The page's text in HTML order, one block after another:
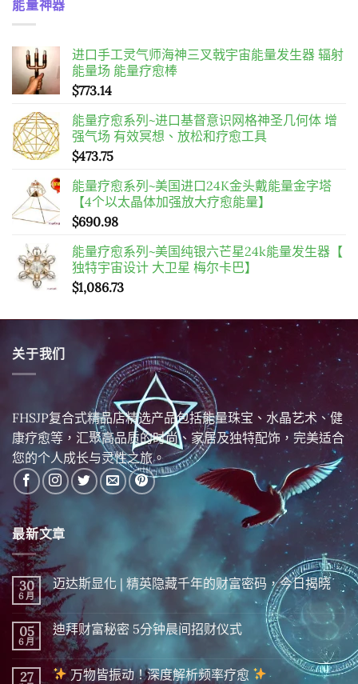
能量神器
进口手工灵气师海神三叉戟宇宙能量发生器 辐射
能量场 能量疗愈棒
$773.14
能量疗愈系列~进口基督意识网格神圣几何体 增
强气场 有效冥想、放松和疗愈工具
$473.75
能量疗愈系列~美国进口24K金头戴能量金字塔
【4个以太晶体加强放大疗愈能量】
$690.98
能量疗愈系列~美国纯银六芒星24k能量发生器【
独特宇宙设计 大卫星 梅尔卡巴】
$1,086.73
关于我们
FHSJP复合式精品店精选产品包括能量珠宝、水晶艺术、健
康疗愈等，汇聚高品质的时尚、家居及独特配饰，完美适合
您的个人成长与灵性之旅。
最新文章
30
6 月
迈达斯显化 | 精英隐藏千年的财富密码，今日揭晓
在
〈迈
达
斯
显
化
|
精
尚
無
留
言
05
6 月
迪拜财富秘密 5分钟晨间招财仪式
在
〈迪
拜
财
尚
無
留
言
27 万物皆振动！深度解析频率疗愈